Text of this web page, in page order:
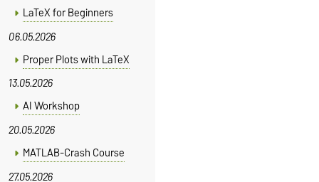
LaTeX for Beginners
06.05.2026
Proper Plots with LaTeX
13.05.2026
AI Workshop
20.05.2026
MATLAB-Crash Course
27.05.2026